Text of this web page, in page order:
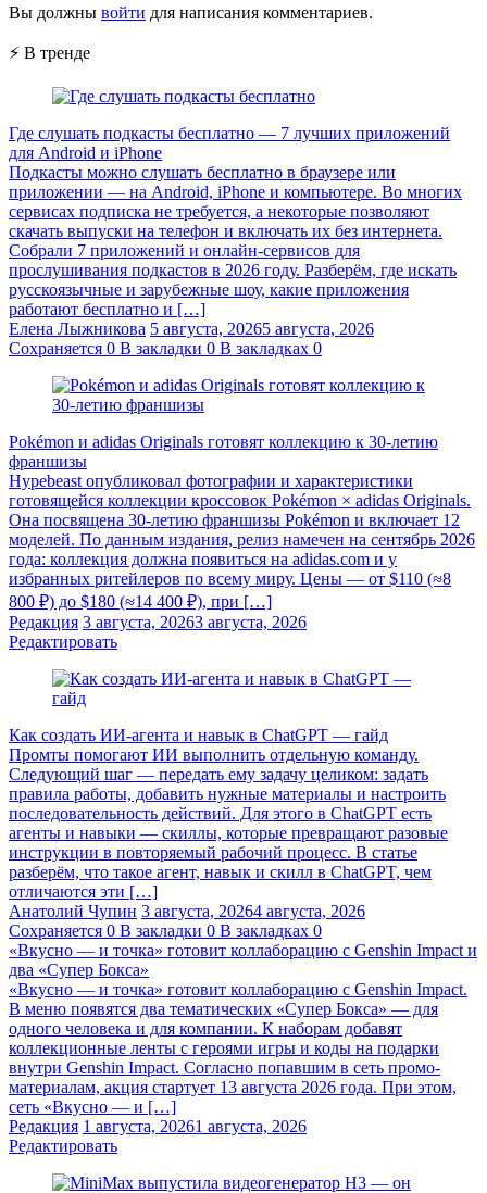
Вы должны войти для написания комментариев.
⚡ В тренде
Где слушать подкасты бесплатно — 7 лучших приложений
для Android и iPhone
Подкасты можно слушать бесплатно в браузере или
приложении — на Android, iPhone и компьютере. Во многих
сервисах подписка не требуется, а некоторые позволяют
скачать выпуски на телефон и включать их без интернета.
Собрали 7 приложений и онлайн-сервисов для
прослушивания подкастов в 2026 году. Разберём, где искать
русскоязычные и зарубежные шоу, какие приложения
работают бесплатно и […]
Елена Лыжникова 5 августа, 20265 августа, 2026
Сохраняется 0 В закладки 0 В закладках 0
Pokémon и adidas Originals готовят коллекцию к 30-летию
франшизы
Hypebeast опубликовал фотографии и характеристики
готовящейся коллекции кроссовок Pokémon × adidas Originals.
Она посвящена 30-летию франшизы Pokémon и включает 12
моделей. По данным издания, релиз намечен на сентябрь 2026
года: коллекция должна появиться на adidas.com и у
избранных ритейлеров по всему миру. Цены — от $110 (≈8
800 ₽) до $180 (≈14 400 ₽), при […]
Редакция 3 августа, 20263 августа, 2026
Редактировать
Как создать ИИ-агента и навык в ChatGPT — гайд
Промты помогают ИИ выполнить отдельную команду.
Следующий шаг — передать ему задачу целиком: задать
правила работы, добавить нужные материалы и настроить
последовательность действий. Для этого в ChatGPT есть
агенты и навыки — скиллы, которые превращают разовые
инструкции в повторяемый рабочий процесс. В статье
разберём, что такое агент, навык и скилл в ChatGPT, чем
отличаются эти […]
Анатолий Чупин 3 августа, 20264 августа, 2026
Сохраняется 0 В закладки 0 В закладках 0
«Вкусно — и точка» готовит коллаборацию с Genshin Impact и
два «Супер Бокса»
«Вкусно — и точка» готовит коллаборацию с Genshin Impact.
В меню появятся два тематических «Супер Бокса» — для
одного человека и для компании. К наборам добавят
коллекционные ленты с героями игры и коды на подарки
внутри Genshin Impact. Согласно попавшим в сеть промо-
материалам, акция стартует 13 августа 2026 года. При этом,
сеть «Вкусно — и […]
Редакция 1 августа, 20261 августа, 2026
Редактировать